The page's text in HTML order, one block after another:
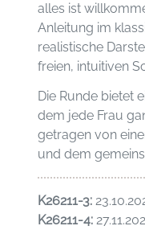
alles ist
Anleitung im
realistische
freien, intuitiven
Die Runde bietet
dem jede Frau
getragen von
und dem
K26211-3:
K26211-4: